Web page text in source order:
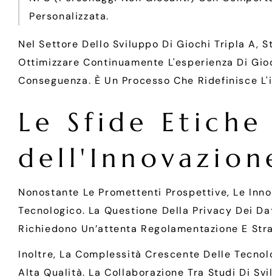
Personalizzata.
Nel Settore Dello Sviluppo Di Giochi Tripla A,
Ottimizzare Continuamente L'esperienza Di
Conseguenza. È Un Processo Che Ridefinisce
Le Sfide
Nonostante Le Promettenti Prospettive, Le
Tecnologico. La Questione Della Privacy Dei
Richiedono Un’attenta Regolamentazione E
Inoltre, La Complessità Crescente Delle
Alta Qualità. La Collaborazione Tra Studi Di